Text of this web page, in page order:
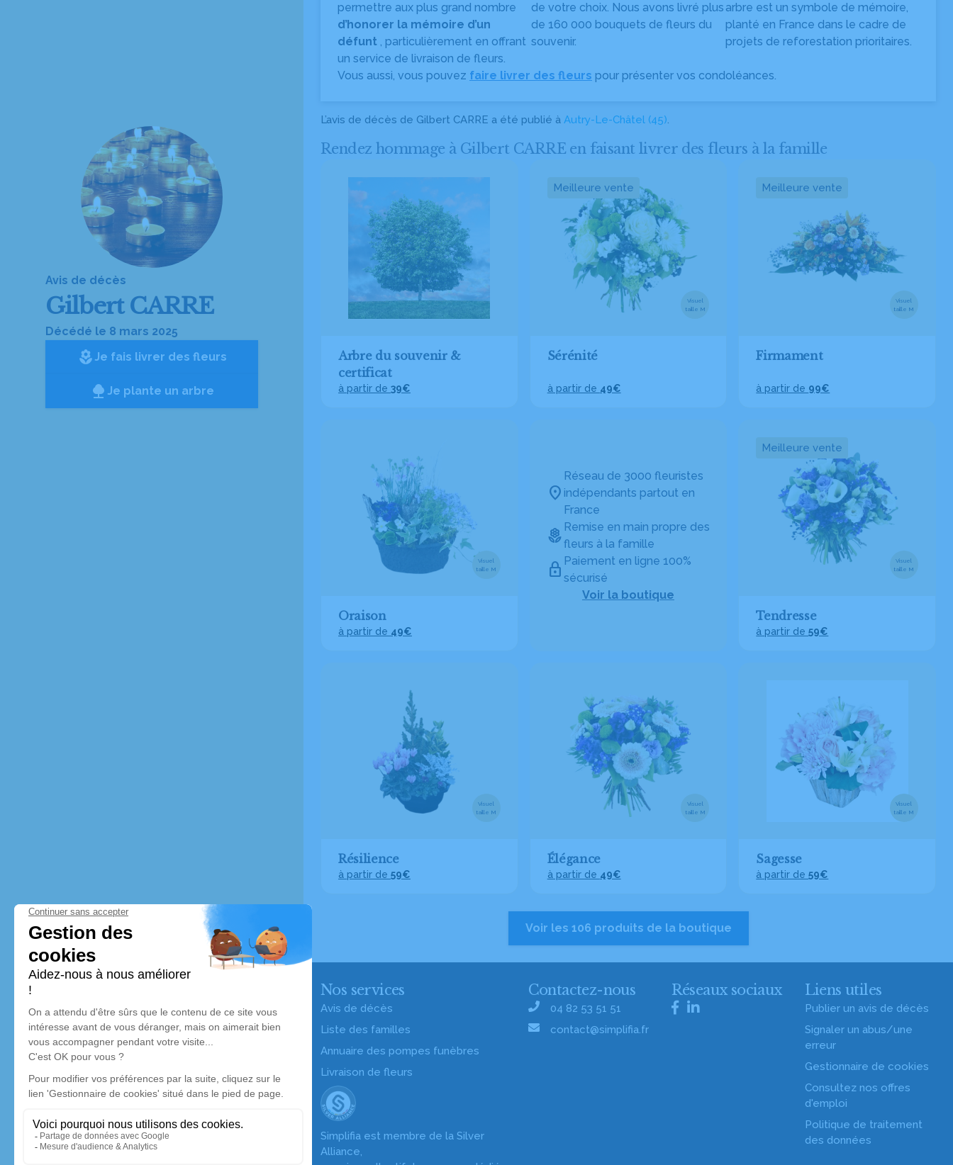
Avis de décès
Gilbert CARRE
Décédé le 8 mars 2025
local_florist Je fais livrer des fleurs
Je plante un arbre
permettre aux plus grand nombre
d’honorer la mémoire d’un
défunt , particulièrement en offrant
un service de livraison de fleurs.
de votre choix. Nous avons livré plus
de 160 000 bouquets de fleurs du
souvenir.
arbre est un symbole de mémoire,
planté en France dans le cadre de
projets de reforestation prioritaires.
Vous aussi, vous pouvez faire livrer des fleurs pour présenter vos condoléances.
L’avis de décès de Gilbert CARRE a été publié à Autry-Le-Châtel (45).
Rendez hommage à Gilbert CARRE en faisant livrer des fleurs à la famille
Réseau de 3000 fleuristes
indépendants partout en
France
Remise en main propre des
fleurs à la famille
Paiement en ligne 100%
sécurisé
Voir la boutique
Arbre du souvenir &
certificat
à partir de 39€
Meilleure vente
Visuel
taille M
Sérénité
à partir de 49€
Meilleure vente
Visuel
taille M
Firmament
à partir de 99€
Visuel
taille M
Oraison
à partir de 49€
Meilleure vente
Visuel
taille M
Tendresse
à partir de59€
Visuel
taille M
Résilience
à partir de 59€
Visuel
taille M
Élégance
à partir de 49€
Visuel
taille M
Sagesse
à partir de59€
Voir les 106 produits de la boutique
Nos services
Avis de décès
Liste des familles
Annuaire des pompes funèbres
Livraison de fleurs
Simplifia est membre de la Silver
Alliance,
Contactez-nous
04 82 53 51 51
contact@simplifia.fr
Réseaux sociaux Liens utiles
Publier un avis de décès
Signaler un abus/une
erreur
Gestionnaire de cookies
Consultez nos offres
d'emploi
Politique de traitement
des données